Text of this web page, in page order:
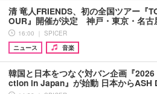
清 竜人FRIENDS、初の全国ツアー『
OUR』開催が決定 神戸・東京・名
16:00 ｜ SPICER
ニュース
音楽
韓国と日本をつなぐ対バン企画『
ction in Japan』が始動 日本からASH